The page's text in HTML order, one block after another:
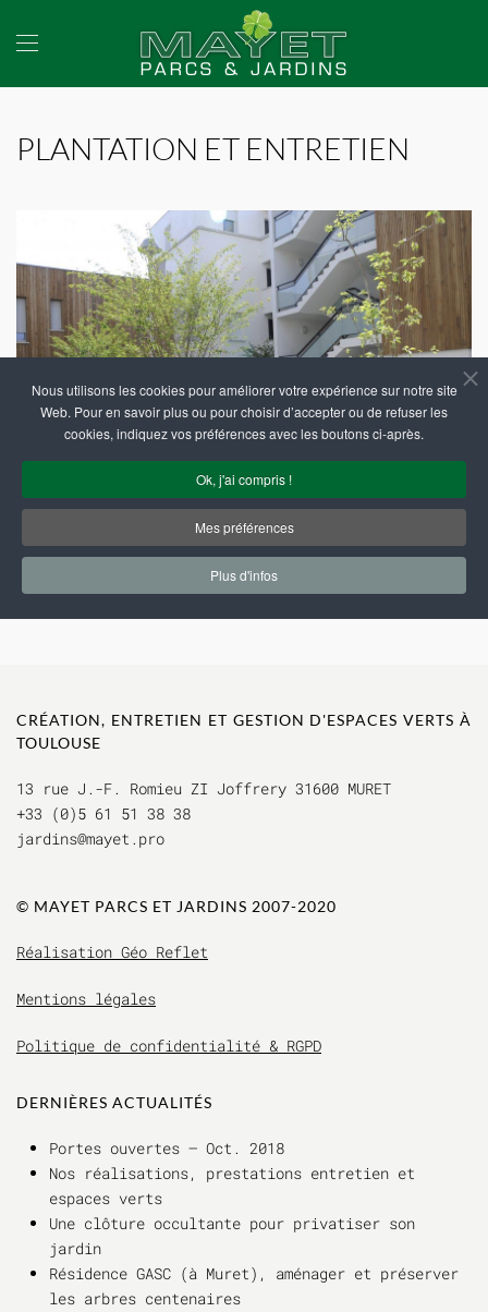
Accéder au contenu principal
PLANTATION ET ENTRETIEN
CRÉATION, ENTRETIEN ET GESTION D'ESPACES VERTS À
TOULOUSE
13 rue J.-F. Romieu ZI Joffrery 31600 MURET
+33 (0)5 61 51 38 38
jardins@mayet.pro
© MAYET PARCS ET JARDINS 2007-2020
Réalisation Géo Reflet
Mentions légales
Politique de confidentialité & RGPD
DERNIÈRES ACTUALITÉS
Portes ouvertes – Oct. 2018
Nos réalisations, prestations entretien et
espaces verts
Une clôture occultante pour privatiser son
jardin
Résidence GASC (à Muret), aménager et préserver
les arbres centenaires
Nous utilisons les cookies pour améliorer votre expérience sur notre site
Web. Pour en savoir plus ou pour choisir d’accepter ou de refuser les
cookies, indiquez vos préférences avec les boutons ci-après.
Ok, j'ai compris !
Mes préférences
Plus d'infos